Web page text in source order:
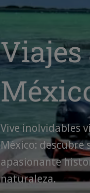
Viajes
Vive inolvidables
México:
apasionante
naturaleza.